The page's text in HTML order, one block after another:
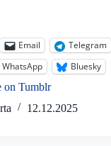
Email
Telegram
WhatsApp
Bluesky
on Tumblr
12.12.2025